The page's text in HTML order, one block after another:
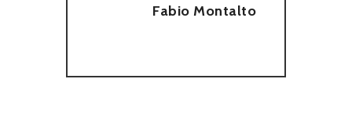
Fabio Montalto